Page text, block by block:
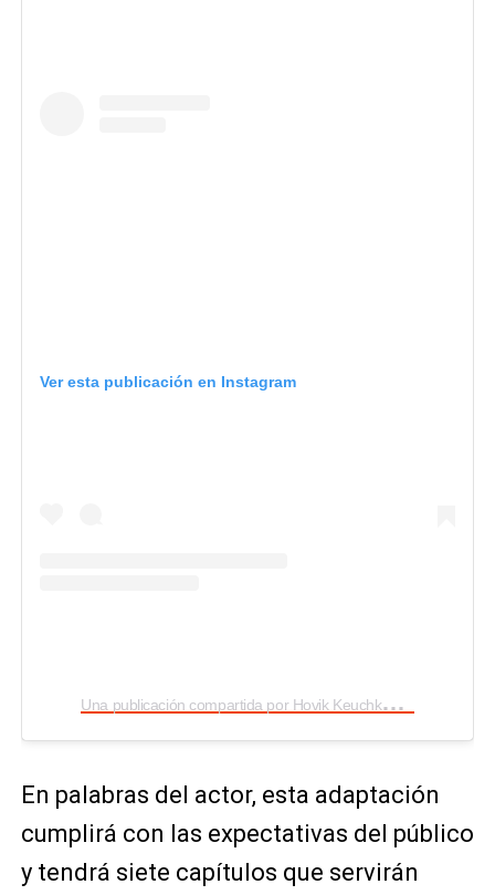
Ver esta publicación en Instagram
U
na publicación compartida por Hovik Keuchkerian (@hovik_keuchkerian)
En palabras del actor, esta adaptación
cumplirá con las expectativas del público
y tendrá siete capítulos que servirán